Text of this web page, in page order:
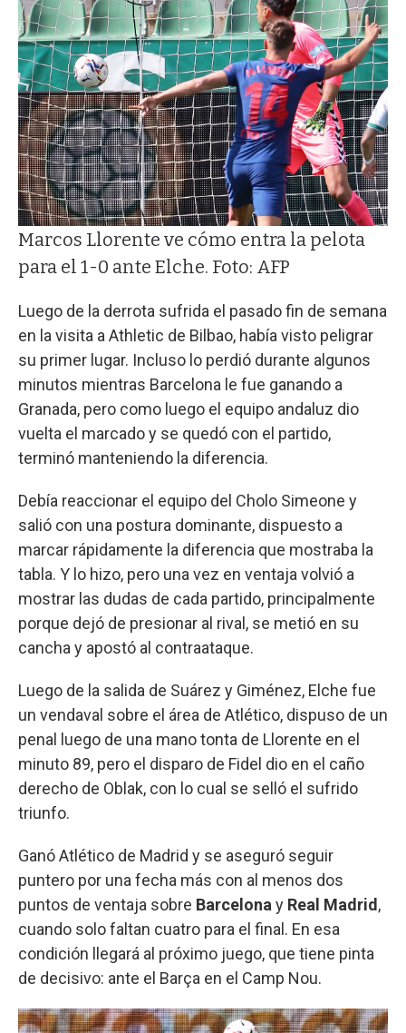
Marcos Llorente ve cómo entra la pelota
para el 1-0 ante Elche. Foto: AFP
Luego de la derrota sufrida el pasado fin de semana
en la visita a Athletic de Bilbao, había visto peligrar
su primer lugar. Incluso lo perdió durante algunos
minutos mientras Barcelona le fue ganando a
Granada, pero como luego el equipo andaluz dio
vuelta el marcado y se quedó con el partido,
terminó manteniendo la diferencia.
Debía reaccionar el equipo del Cholo Simeone y
salió con una postura dominante, dispuesto a
marcar rápidamente la diferencia que mostraba la
tabla. Y lo hizo, pero una vez en ventaja volvió a
mostrar las dudas de cada partido, principalmente
porque dejó de presionar al rival, se metió en su
cancha y apostó al contraataque.
Luego de la salida de Suárez y Giménez, Elche fue
un vendaval sobre el área de Atlético, dispuso de un
penal luego de una mano tonta de Llorente en el
minuto 89, pero el disparo de Fidel dio en el caño
derecho de Oblak, con lo cual se selló el sufrido
triunfo.
Ganó Atlético de Madrid y se aseguró seguir
puntero por una fecha más con al menos dos
puntos de ventaja sobre Barcelona y Real Madrid,
cuando solo faltan cuatro para el final. En esa
condición llegará al próximo juego, que tiene pinta
de decisivo: ante el Barça en el Camp Nou.